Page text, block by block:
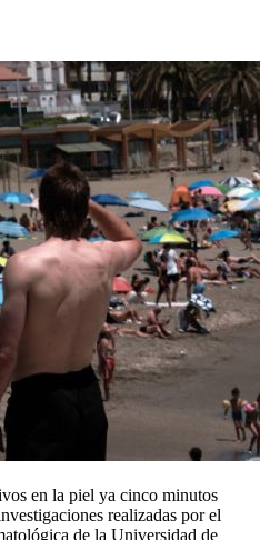
en la piel ya cinco minutos
realizadas por el
de la Universidad de